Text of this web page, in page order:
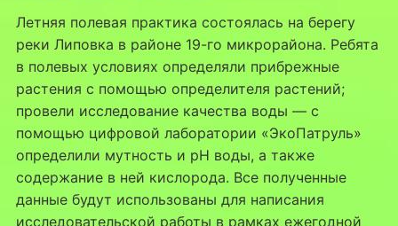
Летняя полевая практика состоялась на берегу
реки Липовка в районе 19-го микрорайона. Ребята
в полевых условиях определяли прибрежные
растения с помощью определителя растений;
провели исследование качества воды — с
помощью цифровой лаборатории «ЭкоПатруль»
определили мутность и pH воды, а также
содержание в ней кислорода. Все полученные
данные будут использованы для написания
исследовательской работы в рамках ежегодной